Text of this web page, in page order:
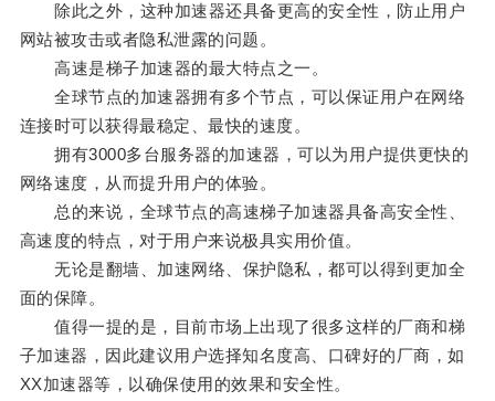
除此之外，这种加速器还具备更高的安全性，防止用户
网站被攻击或者隐私泄露的问题。
高速是梯子加速器的最大特点之一。
全球节点的加速器拥有多个节点，可以保证用户在网络
连接时可以获得最稳定、最快的速度。
拥有3000多台服务器的加速器，可以为用户提供更快的
网络速度，从而提升用户的体验。
总的来说，全球节点的高速梯子加速器具备高安全性、
高速度的特点，对于用户来说极具实用价值。
无论是翻墙、加速网络、保护隐私，都可以得到更加全
面的保障。
值得一提的是，目前市场上出现了很多这样的厂商和梯
子加速器，因此建议用户选择知名度高、口碑好的厂商，如
XX加速器等，以确保使用的效果和安全性。